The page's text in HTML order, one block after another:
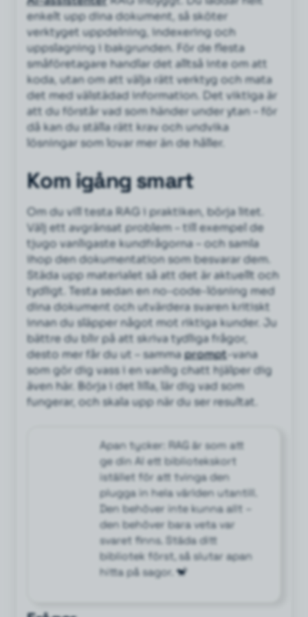
enkelt upp dina dokument, så sköter
verktyget uppdelning, indexering och
uppslagning i bakgrunden. För de flesta
småföretagare handlar det alltså inte om att
koda, utan om att välja rätt verktyg och mata
det med välstädad information. Det viktiga är
att du förstår vad som händer under ytan – för
då kan du ställa rätt krav och undvika
lösningar som lovar mer än de håller.
Kom igång smart
Om du vill testa RAG i praktiken, börja litet.
Välj ett avgränsat problem – till exempel de
tjugo vanligaste kundfrågorna – och samla
ihop den dokumentation som besvarar dem.
Städa upp materialet så att det är aktuellt och
tydligt. Testa sedan en no-code-lösning med
dina dokument och utvärdera svaren kritiskt
innan du släpper något mot riktiga kunder. Ju
bättre du blir på att skriva tydliga frågor,
desto mer får du ut – sammaprompt-vana
som gör dig vass i en vanlig chatt hjälper dig
även här. Börja i det lilla, lär dig vad som
fungerar, och skala upp när du ser resultat.
Apan tycker: RAG är som att
ge din AI ett bibliotekskort
istället för att tvinga den
plugga in hela världen utantill.
Den behöver inte kunna allt –
den behöver bara veta var
svaret finns. Städa ditt
bibliotek först, så slutar apan
hitta på sagor. 🐒